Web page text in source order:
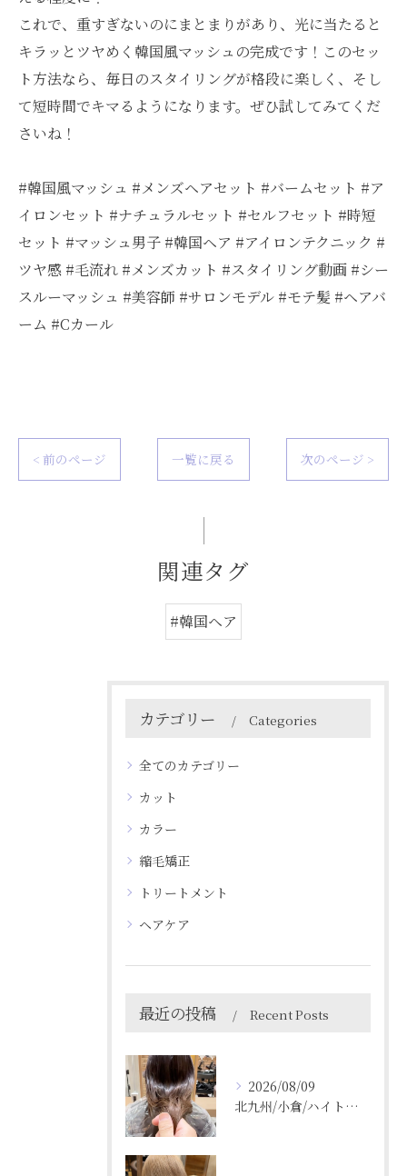
これで、重すぎないのにまとまりがあり、光に当たると
キラッとツヤめく韓国風マッシュの完成です！このセッ
ト方法なら、毎日のスタイリングが格段に楽しく、そし
て短時間でキマるようになります。ぜひ試してみてくだ
さいね！
#韓国風マッシュ #メンズヘアセット #バームセット #ア
イロンセット #ナチュラルセット #セルフセット #時短
セット #マッシュ男子 #韓国ヘア #アイロンテクニック #
ツヤ感 #毛流れ #メンズカット #スタイリング動画 #シー
スルーマッシュ #美容師 #サロンモデル #モテ髪 #ヘアバ
ーム #Cカール
< 前のページ 一覧に戻る 次のページ >
関連タグ
#韓国ヘア
カテゴリー Categories
全てのカテゴリー
カット
カラー
縮毛矯正
トリートメント
ヘアケア
最近の投稿 Recent Posts
2026/08/09
北九州/小倉/ハイトーン/ケアブリーチ/ブリーチカラー